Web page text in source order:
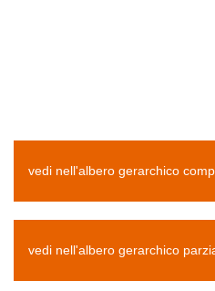
vedi nell'albero gerarchico
vedi nell'albero gerarchico